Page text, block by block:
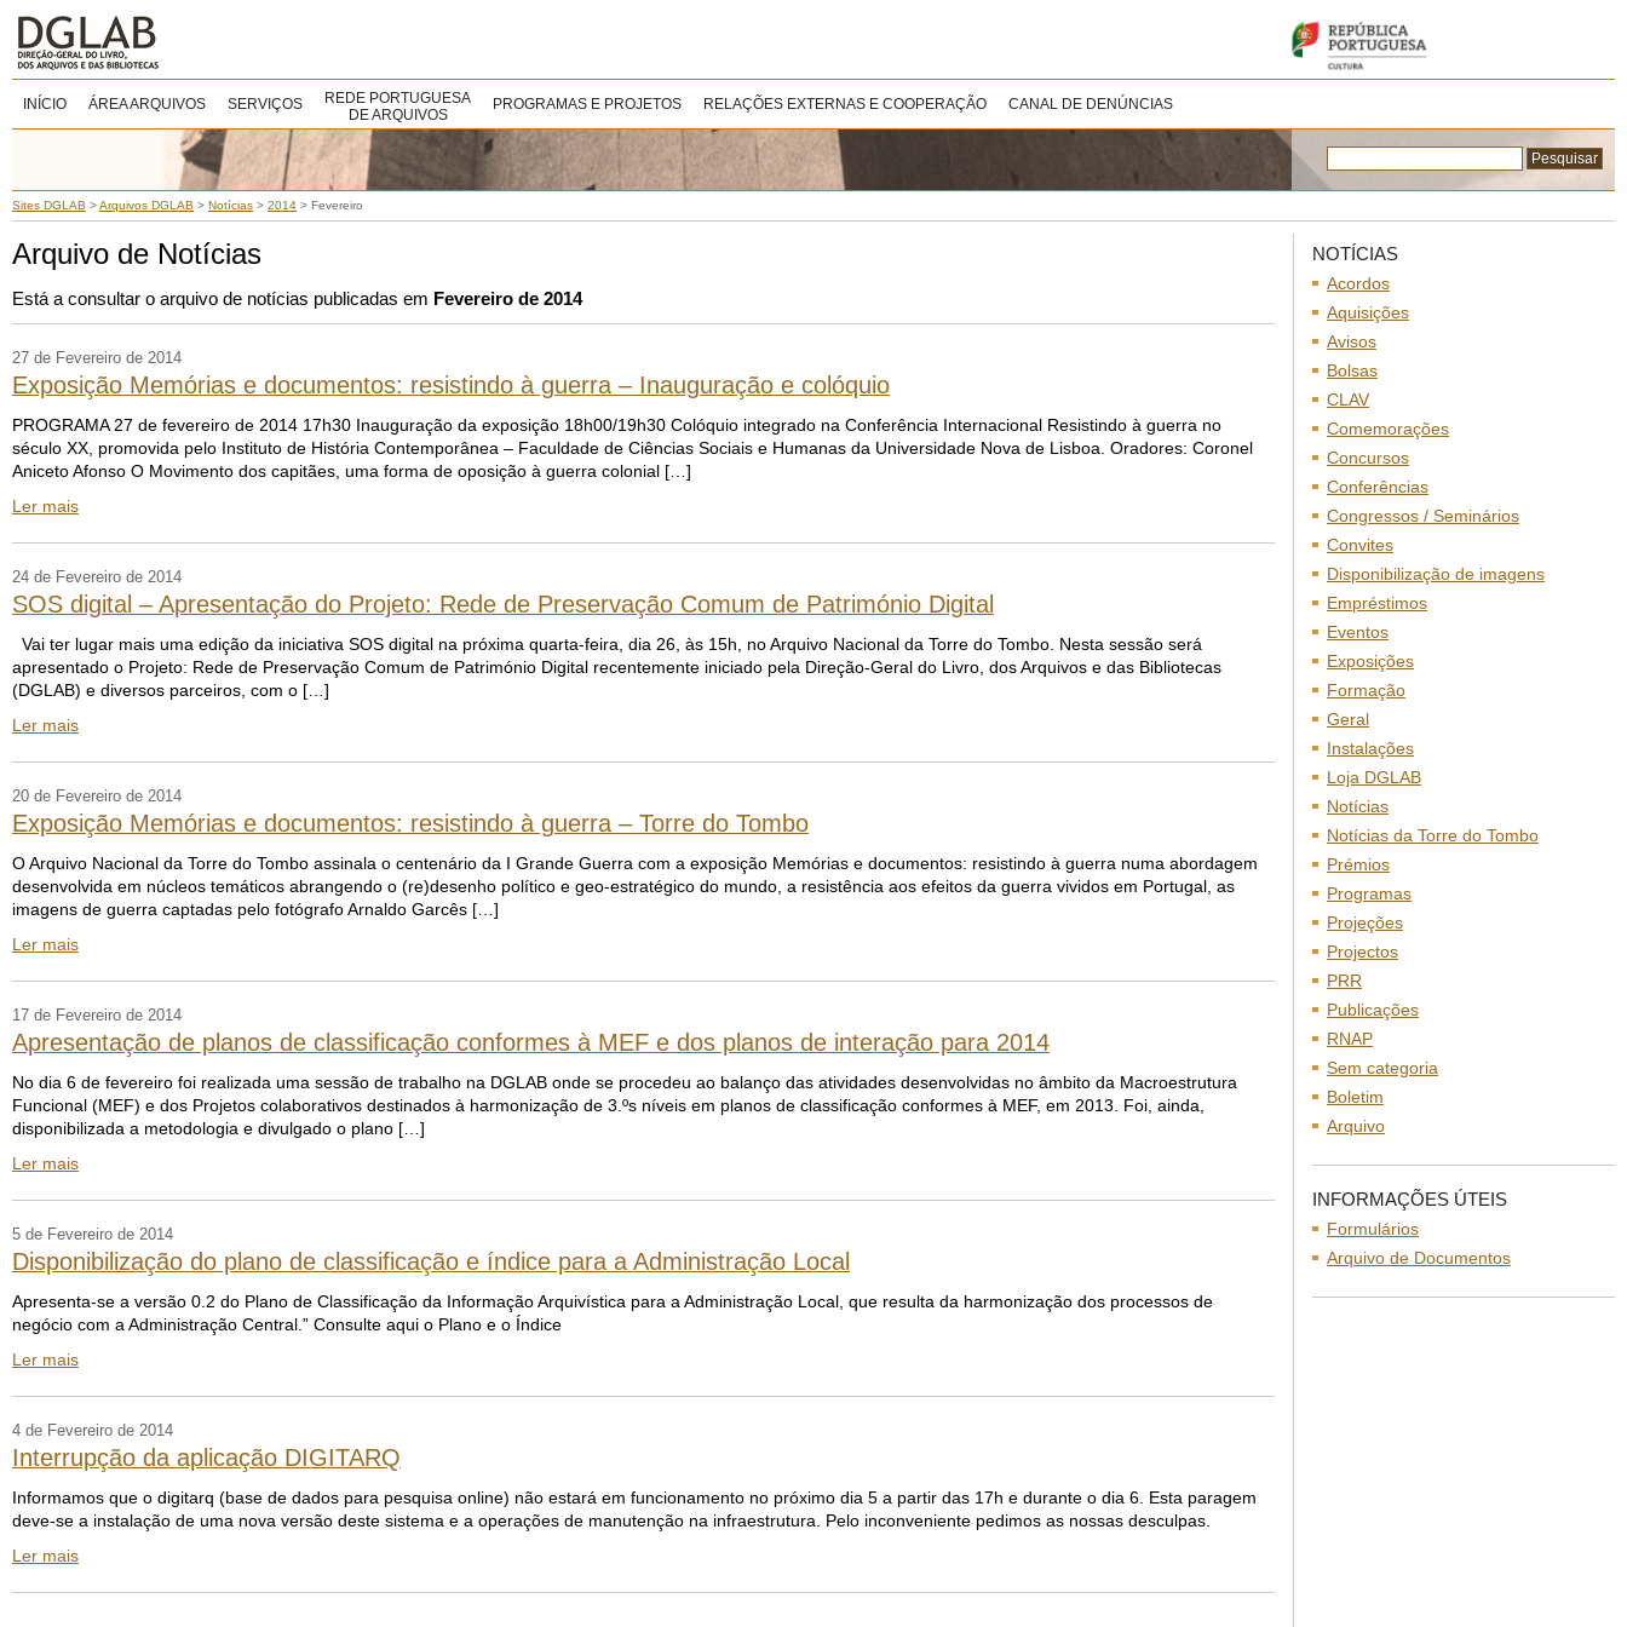
INÍCIO ÁREA ARQUIVOS SERVIÇOS
REDE PORTUGUESA
DE ARQUIVOS
PROGRAMAS E PROJETOS RELAÇÕES EXTERNAS E COOPERAÇÃO CANAL DE DENÚNCIAS
Sites DGLAB >Arquivos DGLAB > Notícias > 2014 > Fevereiro
Arquivo de Notícias
Está a consultar o arquivo de notícias publicadas em Fevereiro de 2014
27 de Fevereiro de 2014
Exposição Memórias e documentos: resistindo à guerra – Inauguração e colóquio
PROGRAMA 27 de fevereiro de 2014 17h30 Inauguração da exposição 18h00/19h30 Colóquio integrado na Conferência Internacional Resistindo à guerra no
século XX, promovida pelo Instituto de História Contemporânea – Faculdade de Ciências Sociais e Humanas da Universidade Nova de Lisboa. Oradores: Coronel
Aniceto Afonso O Movimento dos capitães, uma forma de oposição à guerra colonial […]
Ler mais
24 de Fevereiro de 2014
SOS digital – Apresentação do Projeto: Rede de Preservação Comum de Património Digital
Vai ter lugar mais uma edição da iniciativa SOS digital na próxima quarta-feira, dia 26, às 15h, no Arquivo Nacional da Torre do Tombo. Nesta sessão será
apresentado o Projeto: Rede de Preservação Comum de Património Digital recentemente iniciado pela Direção-Geral do Livro, dos Arquivos e das Bibliotecas
(DGLAB) e diversos parceiros, com o […]
Ler mais
20 de Fevereiro de 2014
Exposição Memórias e documentos: resistindo à guerra – Torre do Tombo
O Arquivo Nacional da Torre do Tombo assinala o centenário da I Grande Guerra com a exposição Memórias e documentos: resistindo à guerra numa abordagem
desenvolvida em núcleos temáticos abrangendo o (re)desenho político e geo-estratégico do mundo, a resistência aos efeitos da guerra vividos em Portugal, as
imagens de guerra captadas pelo fotógrafo Arnaldo Garcês […]
Ler mais
17 de Fevereiro de 2014
Apresentação de planos de classificação conformes à MEF e dos planos de interação para 2014
No dia 6 de fevereiro foi realizada uma sessão de trabalho na DGLAB onde se procedeu ao balanço das atividades desenvolvidas no âmbito da Macroestrutura
Funcional (MEF) e dos Projetos colaborativos destinados à harmonização de 3.ºs níveis em planos de classificação conformes à MEF, em 2013. Foi, ainda,
disponibilizada a metodologia e divulgado o plano […]
Ler mais
5 de Fevereiro de 2014
Disponibilização do plano de classificação e índice para a Administração Local
Apresenta-se a versão 0.2 do Plano de Classificação da Informação Arquivística para a Administração Local, que resulta da harmonização dos processos de
negócio com a Administração Central.” Consulte aqui o Plano e o Índice
Ler mais
4 de Fevereiro de 2014
Interrupção da aplicação DIGITARQ
Informamos que o digitarq (base de dados para pesquisa online) não estará em funcionamento no próximo dia 5 a partir das 17h e durante o dia 6. Esta paragem
deve-se a instalação de uma nova versão deste sistema e a operações de manutenção na infraestrutura. Pelo inconveniente pedimos as nossas desculpas.
Ler mais
NOTÍCIAS
Acordos
Aquisições
Avisos
Bolsas
CLAV
Comemorações
Concursos
Conferências
Congressos / Seminários
Convites
Disponibilização de imagens
Empréstimos
Eventos
Exposições
Formação
Geral
Instalações
Loja DGLAB
Notícias
Notícias da Torre do Tombo
Prémios
Programas
Projeções
Projectos
PRR
Publicações
RNAP
Sem categoria
Boletim
Arquivo
INFORMAÇÕES ÚTEIS
Formulários
Arquivo de Documentos